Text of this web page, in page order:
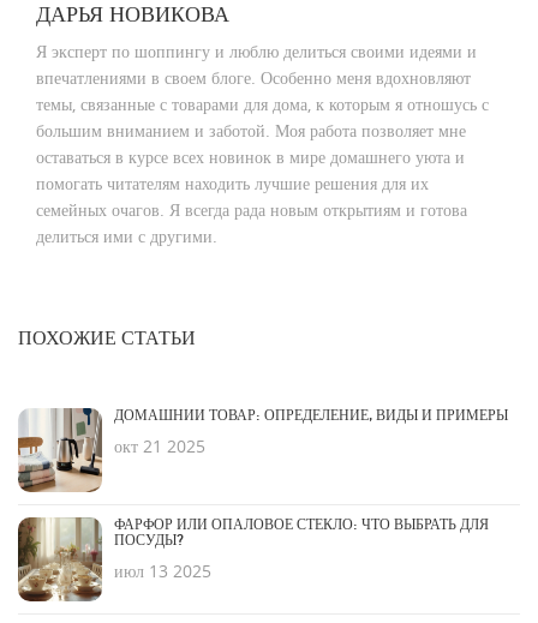
ДАРЬЯ НОВИКОВА
Я эксперт по шоппингу и люблю делиться своими идеями и
впечатлениями в своем блоге. Особенно меня вдохновляют
темы, связанные с товарами для дома, к которым я отношусь с
большим вниманием и заботой. Моя работа позволяет мне
оставаться в курсе всех новинок в мире домашнего уюта и
помогать читателям находить лучшие решения для их
семейных очагов. Я всегда рада новым открытиям и готова
делиться ими с другими.
ПОХОЖИЕ СТАТЬИ
ДОМАШНИЙ ТОВАР: ОПРЕДЕЛЕНИЕ, ВИДЫ И ПРИМЕРЫ
окт 21 2025
ФАРФОР ИЛИ ОПАЛОВОЕ СТЕКЛО: ЧТО ВЫБРАТЬ ДЛЯ
ПОСУДЫ?
июл 13 2025